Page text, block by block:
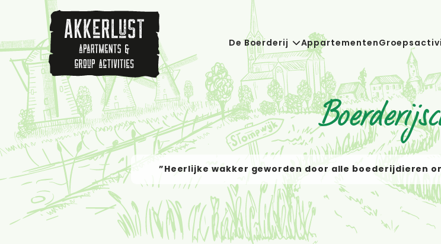
De Boerderij Appartementen
”Geweldig huis, lekkere badkamer en gezellig
”Heerlijke wakker geworden door alle boederijdieren
”Fantastische BBQ gedaan met de kinderen op